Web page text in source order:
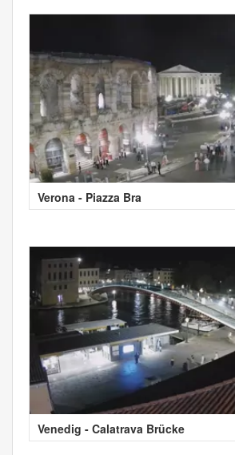
Verona - Piazza Bra
Venedig - Calatrava Brücke